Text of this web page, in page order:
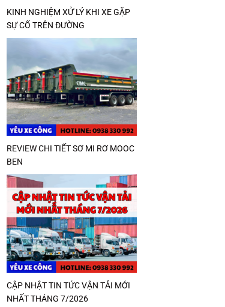
KINH NGHIỆM XỬ LÝ KHI XE GẶP
SỰ CỐ TRÊN ĐƯỜNG
REVIEW CHI TIẾT SƠ MI RƠ MOOC
BEN
CẬP NHẬT TIN TỨC VẬN TẢI MỚI
NHẤT THÁNG 7/2026